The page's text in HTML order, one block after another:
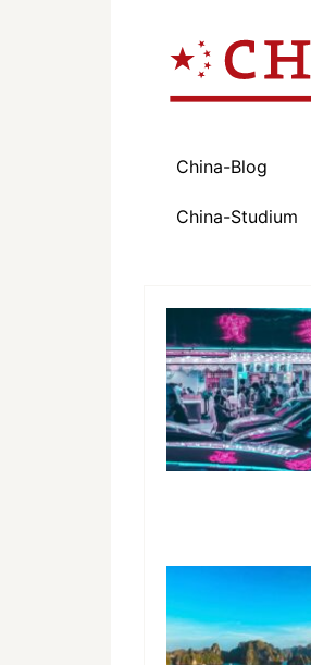
China-Blog
China-Studium